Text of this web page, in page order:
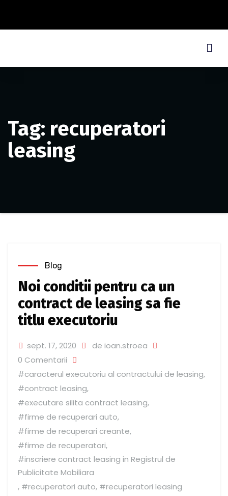
Tag: recuperatori
leasing
Blog
Noi conditii pentru ca un
contract de leasing sa fie
titlu executoriu
sept. 17, 2020
de ioan.stroea
0 Comentarii
#caracterul executoriu al contractului de leasing,
#contract leasing,
#executare silita contract leasing,
#firme de recuperari auto,
#firme de recuperari creante,
#firme de recuperatori,
#inscriere contract leasing in Registrul de
Publicitate Mobiliara
, #recuperatori auto, #recuperatori leasing